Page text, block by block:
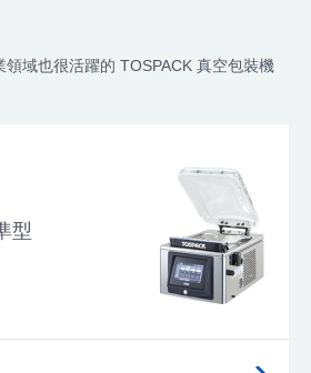
域也很活躍的 TOSPACK 真空包裝機
型